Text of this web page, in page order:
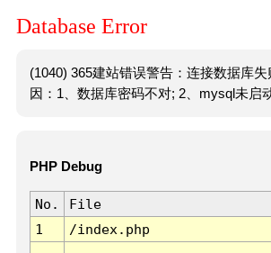
Database Error
(1040) 365建站错误警告：连接数据库
因：1、数据库密码不对; 2、mysql未启动
PHP Debug
No. File
1
/index.php